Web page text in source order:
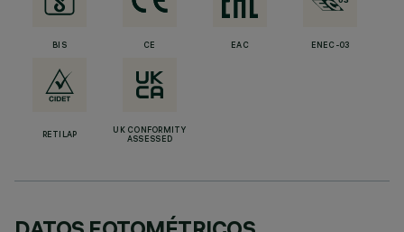
BIS CE EAC ENEC-03
RETILAP
UK CONFORMITY
ASSESSED